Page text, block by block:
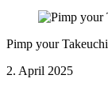
Pimp your Takeuchi
2. April 2025